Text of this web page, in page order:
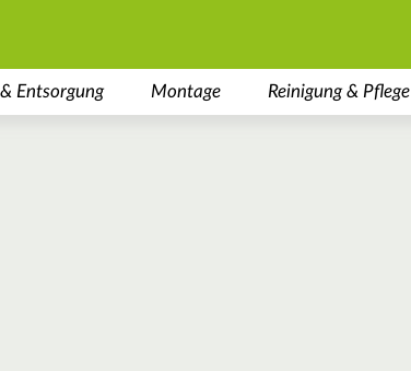
Entsorgung Montage Reinigung & Pflege